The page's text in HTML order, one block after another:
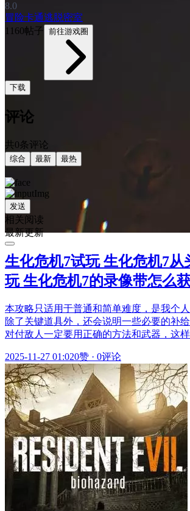
8.0
冒险卡通逃脱密室
1160帖子
前往游戏圈
下载
评论
共0条评论
综合 最新 最热
发送
相关阅读
最新更新
生化危机7试玩 生化危机7从
玩 生化危机7的录像带怎么
本攻略只适用于普通和简单难度，是我个人
除了关键道具外，还会说明一些必要的补
对付敌人一定要用正确的方法和武器，这
2025-11-27 01:020赞 · 0评论